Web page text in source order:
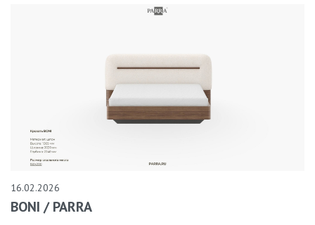
16.02.2026
BONI / PARRA